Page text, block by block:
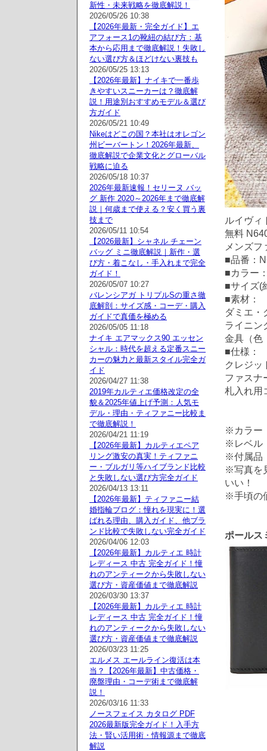
ルイヴィ
無料
メンズ
■品番：
■カラー
■サイズ(
■素材：
ダミエ・
ライニン
金具（色
■仕様：
クレジッ
ファスナ
札入れ用
※カラー
※レベル
※付属品
※写真を
いい！
※手頃の
ポールス
新性・未来戦略を徹底解説！
2026/05/26 10:38
【2026年最新・完全ガイド】エ
アフォース1の靴紐の結び方：基
本から応用まで徹底解説！失敗し
ない選び方＆ほどけない裏技も
2026/05/25 13:13
【2026年最新】ナイキで一番歩
きやすいスニーカーは？徹底解
説！用途別おすすめモデル＆選び
方ガイド
2026/05/21 10:49
Nikeはどこの国？本社はオレゴン
州ビーバートン！2026年最新、
徹底解説で企業文化とグローバル
戦略に迫る
2026/05/18 10:37
2026年最新速報！セリーヌ バッ
グ 新作 2020～2026年まで徹底解
説｜何歳まで使える？安く買う裏
技まで
2026/05/11 10:54
【2026最新】シャネル チェーン
バッグ ミニ徹底解説｜新作・選
び方・着こなし・手入れまで完全
ガイド！
2026/05/07 10:27
バレンシアガ トリプルSの重さ徹
底解剖：サイズ感・コーデ・購入
ガイドで真価を極める
2026/05/05 11:18
ナイキ エアマックス90 エッセン
シャル：時代を超える定番スニー
カーの魅力と最新スタイル完全ガ
イド
2026/04/27 11:38
2019年カルティエ価格改定の全
貌＆2025年値上げ予測：人気モ
デル・理由・ティファニー比較ま
で徹底解説！
2026/04/21 11:19
【2026年最新】カルティエペア
リング激安の真実！ティファニ
ー・ブルガリ等ハイブランド比較
と失敗しない選び方完全ガイド
2026/04/13 13:11
【2026年最新】ティファニー結
婚指輪ブログ：憧れを現実に！選
ばれる理由、購入ガイド、他ブラ
ンド比較で失敗しない完全ガイド
2026/04/06 12:03
【2026年最新】カルティエ 時計
レディース 中古 完全ガイド！憧
れのアンティークから失敗しない
選び方・資産価値まで徹底解説
2026/03/30 13:37
【2026年最新】カルティエ 時計
レディース 中古 完全ガイド！憧
れのアンティークから失敗しない
選び方・資産価値まで徹底解説
2026/03/23 11:25
エルメス エールライン復活は本
当？【2026年最新】中古価格・
廃盤理由・コーデ術まで徹底解
説！
2026/03/16 11:33
ノースフェイス カタログ PDF
2026最新版完全ガイド！入手方
法・賢い活用術・情報源まで徹底
解説